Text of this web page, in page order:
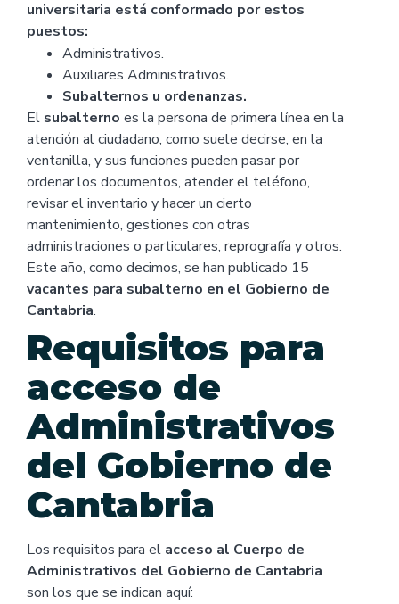
universitaria está conformado por estos
puestos:
Administrativos.
Auxiliares Administrativos.
Subalternos u ordenanzas.
El subalterno es la persona de primera línea en la
atención al ciudadano, como suele decirse, en la
ventanilla, y sus funciones pueden pasar por
ordenar los documentos, atender el teléfono,
revisar el inventario y hacer un cierto
mantenimiento, gestiones con otras
administraciones o particulares, reprografía y otros.
Este año, como decimos, se han publicado 15
vacantes para subalterno en el Gobierno de
Cantabria.
Requisitos para
acceso de
Administrativos
del Gobierno de
Cantabria
Los requisitos para el acceso al Cuerpo de
Administrativos del Gobierno de Cantabria
son los que se indican aquí: